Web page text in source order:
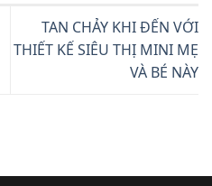
TAN CHẢY KHI ĐẾN VỚI
THIẾT KẾ SIÊU THỊ MINI MẸ
VÀ BÉ NÀY